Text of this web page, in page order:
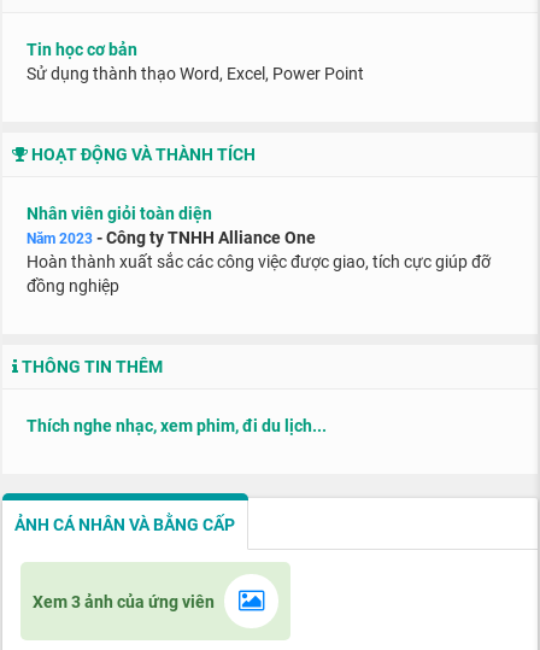
Tin học cơ bản
Sử dụng thành thạo Word, Excel, Power Point
HOẠT ĐỘNG VÀ THÀNH TÍCH
Nhân viên giỏi toàn diện
Năm 2023 - Công ty TNHH Alliance One
Hoàn thành xuất sắc các công việc được giao, tích cực giúp đỡ
đồng nghiệp
THÔNG TIN THÊM
Thích nghe nhạc, xem phim, đi du lịch...
ẢNH CÁ NHÂN VÀ BẰNG CẤP
Xem 3 ảnh của ứng viên